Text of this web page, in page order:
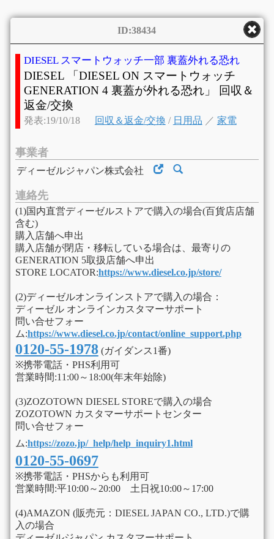
ID:38434
DIESEL スマートウォッチ一部 裏蓋外れる恐れ
DIESEL 「DIESEL ON スマートウォッチ
GENERATION 4 裏蓋が外れる恐れ」 回収＆
返金/交換
発表:19/10/18 回収＆返金/交換 / 日用品 ／ 家電
事業者
ディーゼルジャパン株式会社
連絡先
(1)国内直営ディーゼルストアで購入の場合(百貨店店舗
含む)
購入店舗へ申出
購入店舗が閉店・移転している場合は、最寄りの
GENERATION 5取扱店舗へ申出
STORE LOCATOR:https://www.diesel.co.jp/store/
(2)ディーゼルオンラインストアで購入の場合：
ディーゼル オンラインカスタマーサポート
問い合せフォー
ム:https://www.diesel.co.jp/contact/online_support.php
0120-55-1978(ガイダンス1番)
※携帯電話・PHS利用可
営業時間:11:00～18:00(年末年始除)
(3)ZOZOTOWN DIESEL STOREで購入の場合
ZOZOTOWN カスタマーサポートセンター
問い合せフォー
ム:https://zozo.jp/_help/help_inquiry1.html
0120-55-0697
※携帯電話・PHSからも利用可
営業時間:平10:00～20:00 土日祝10:00～17:00
(4)AMAZON (販売元：DIESEL JAPAN CO., LTD.)で購
入の場合